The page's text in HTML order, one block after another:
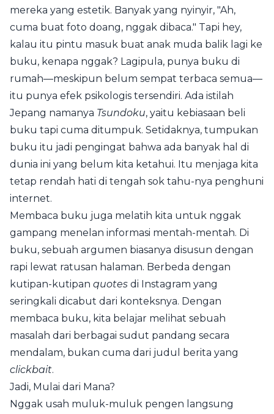
mereka yang estetik. Banyak yang nyinyir, "Ah,
cuma buat foto doang, nggak dibaca." Tapi hey,
kalau itu pintu masuk buat anak muda balik lagi ke
buku, kenapa nggak? Lagipula, punya buku di
rumah—meskipun belum sempat terbaca semua—
itu punya efek psikologis tersendiri. Ada istilah
Jepang namanya Tsundoku, yaitu kebiasaan beli
buku tapi cuma ditumpuk. Setidaknya, tumpukan
buku itu jadi pengingat bahwa ada banyak hal di
dunia ini yang belum kita ketahui. Itu menjaga kita
tetap rendah hati di tengah sok tahu-nya penghuni
internet.
Membaca buku juga melatih kita untuk nggak
gampang menelan informasi mentah-mentah. Di
buku, sebuah argumen biasanya disusun dengan
rapi lewat ratusan halaman. Berbeda dengan
kutipan-kutipan quotes di Instagram yang
seringkali dicabut dari konteksnya. Dengan
membaca buku, kita belajar melihat sebuah
masalah dari berbagai sudut pandang secara
mendalam, bukan cuma dari judul berita yang
clickbait.
Jadi, Mulai dari Mana?
Nggak usah muluk-muluk pengen langsung